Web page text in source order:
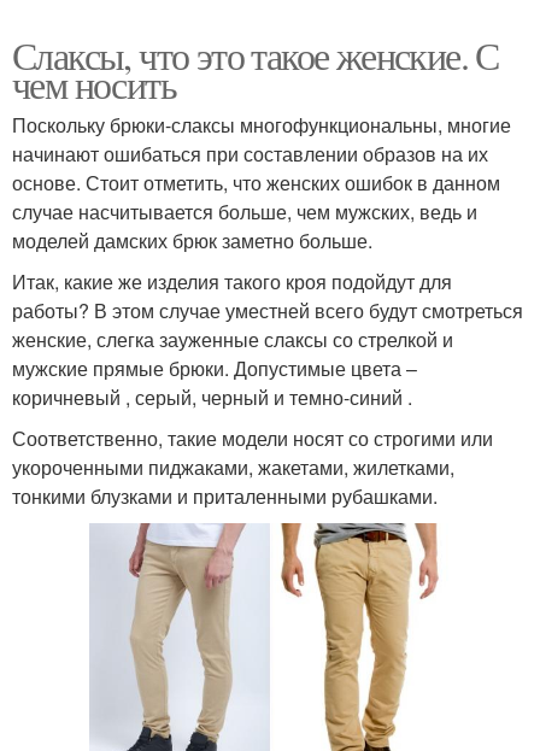
Слаксы, что это такое женские. С
чем носить
Поскольку брюки-слаксы многофункциональны, многие
начинают ошибаться при составлении образов на их
основе. Стоит отметить, что женских ошибок в данном
случае насчитывается больше, чем мужских, ведь и
моделей дамских брюк заметно больше.
Итак, какие же изделия такого кроя подойдут для
работы? В этом случае уместней всего будут смотреться
женские, слегка зауженные слаксы со стрелкой и
мужские прямые брюки. Допустимые цвета –
коричневый , серый, черный и темно-синий .
Соответственно, такие модели носят со строгими или
укороченными пиджаками, жакетами, жилетками,
тонкими блузками и приталенными рубашками.